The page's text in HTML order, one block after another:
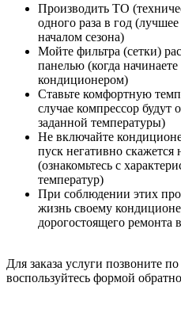
Производить ТО
одного раза в год
началом сезона)
Мойте фильтра (сетки)
панелью (когда
кондиционером)
Ставьте комфортную
случае компрессор
заданной температуры)
Не включайте
пуск негативно скажется
(ознакомьтесь с
температур)
При соблюдении этих
жизнь своему
дорогостоящего ремонта
Для заказа услуги позвоните по
воспользуйтесь формой